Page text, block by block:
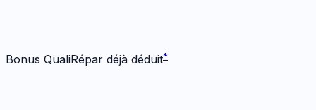
Bonus QualiRépar déjà déduit*